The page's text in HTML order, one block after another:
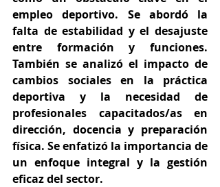
empleo deportivo. Se abordó la
falta de estabilidad y el desajuste
entre formación y funciones.
También se analizó el impacto de
cambios sociales en la práctica
deportiva y la necesidad de
profesionales capacitados/as en
dirección, docencia y preparación
física. Se enfatizó la importancia de
un enfoque integral y la gestión
eficaz del sector.